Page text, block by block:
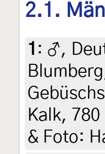
2.1.
1 : ♂,
Kalk,
& Foto: